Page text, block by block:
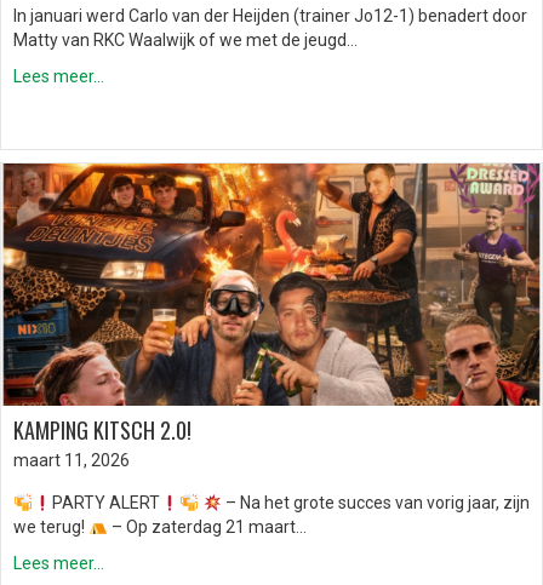
In januari werd Carlo van der Heijden (trainer Jo12-1) benadert door
Matty van RKC Waalwijk of we met de jeugd…
Lees meer...
KAMPING KITSCH 2.0!
maart 11, 2026
PARTY ALERT
– Na het grote succes van vorig jaar, zijn
we terug!
– Op zaterdag 21 maart…
Lees meer...